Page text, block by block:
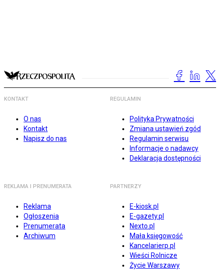
KONTAKT
O nas
Kontakt
Napisz do nas
REGULAMIN
Polityka Prywatności
Zmiana ustawień zgód
Regulamin serwisu
Informacje o nadawcy
Deklaracja dostępności
REKLAMA I PRENUMERATA
Reklama
Ogłoszenia
Prenumerata
Archiwum
PARTNERZY
E-kiosk.pl
E-gazety.pl
Nexto.pl
Mała księgowość
Kancelarierp.pl
Wieści Rolnicze
Życie Warszawy